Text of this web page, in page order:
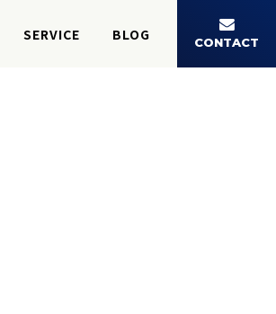
SERVICE BLOG CONTACT